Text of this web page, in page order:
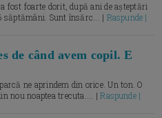
fost foarte dorit, după ani de așteptări
săptămâni. Sunt însărc... | Raspunde |
de când avem copil. E
ne aprindem din orice. Un ton. O
nou noaptea trecuta.... |Raspunde |